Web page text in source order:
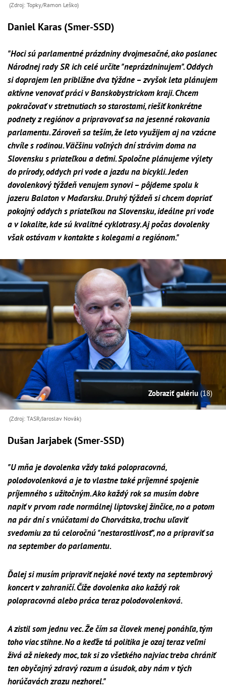
(Zdroj: Topky/Ramon Leško)
Daniel Karas (Smer-SSD)
"Hoci sú parlamentné prázdniny dvojmesačné, ako poslanec
Národnej rady SR ich celé určite "neprázdninujem". Oddych
si doprajem len približne dva týždne – zvyšok leta plánujem
aktívne venovať práci v Banskobystrickom kraji. Chcem
pokračovať v stretnutiach so starostami, riešiť konkrétne
podnety z regiónov a pripravovať sa na jesenné rokovania
parlamentu. Zároveň sa teším, že leto využijem aj na vzácne
chvíle s rodinou. Väčšinu voľných dní strávim doma na
Slovensku s priateľkou a deťmi. Spoločne plánujeme výlety
do prírody, oddych pri vode a jazdu na bicykli. Jeden
dovolenkový týždeň venujem synovi – pôjdeme spolu k
jazeru Balaton v Maďarsku. Druhý týždeň si chcem dopriať
pokojný oddych s priateľkou na Slovensku, ideálne pri vode
a v lokalite, kde sú kvalitné cyklotrasy. Aj počas dovolenky
však ostávam v kontakte s kolegami a regiónom."
Zobraziť galériu (18)
(Zdroj: TASR/Jaroslav Novák)
Dušan Jarjabek (Smer-SSD)
"U mňa je dovolenka vždy taká polopracovná,
polodovolenková a je to vlastne také príjemné spojenie
príjemného s užitočným. Ako každý rok sa musím dobre
napiť v prvom rade normálnej liptovskej žinčice, no a potom
na pár dní s vnúčatami do Chorvátska, trochu uľaviť
svedomiu za tú celoročnú "nestarostlivosť", no a pripraviť sa
na september do parlamentu.
Ďalej si musím pripraviť nejaké nové texty na septembrový
koncert v zahraničí. Čiže dovolenka ako každý rok
polopracovná alebo práca teraz polodovolenková.
A zistil som jednu vec. Že čím sa človek menej ponáhľa, tým
toho viac stihne. No a keďže tá politika je ozaj teraz veľmi
živá až niekedy moc, tak si zo všetkého najviac treba chrániť
ten obyčajný zdravý rozum a úsudok, aby nám v tých
horúčavách zrazu nezhorel."